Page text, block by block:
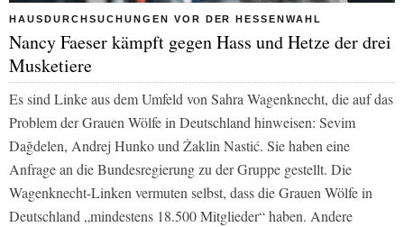
HAUSDURCHSUCHUNGEN VOR DER HESSENWAHL
Nancy Faeser kämpft gegen Hass und Hetze der drei
Musketiere
Es sind Linke aus dem Umfeld von Sahra Wagenknecht, die auf das
Problem der Grauen Wölfe in Deutschland hinweisen: Sevim
Dağdelen, Andrej Hunko und Żaklin Nastić. Sie haben eine
Anfrage an die Bundesregierung zu der Gruppe gestellt. Die
Wagenknecht-Linken vermuten selbst, dass die Grauen Wölfe in
Deutschland „mindestens 18.500 Mitglieder“ haben. Andere